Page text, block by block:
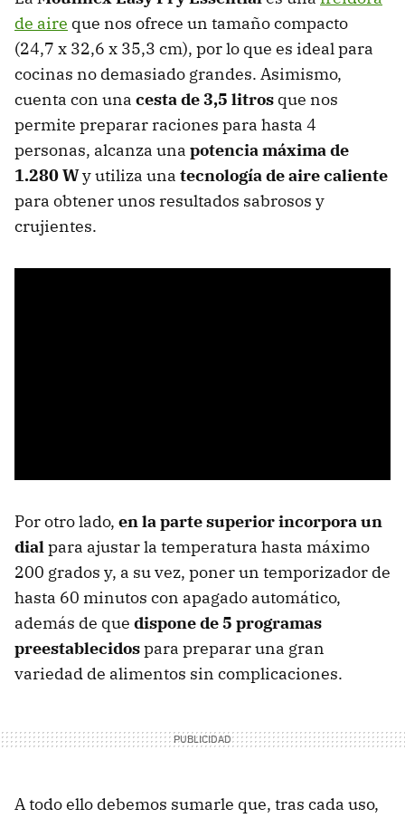
de aire que nos ofrece un tamaño compacto
(24,7 x 32,6 x 35,3 cm), por lo que es ideal para
cocinas no demasiado grandes. Asimismo,
cuenta con una cesta de 3,5 litros que nos
permite preparar raciones para hasta 4
personas, alcanza una potencia máxima de
1.280 Wy utiliza una tecnología de aire caliente
para obtener unos resultados sabrosos y
crujientes.
Por otro lado, en la parte superior incorpora un
dialpara ajustar la temperatura hasta máximo
200 grados y, a su vez, poner un temporizador de
hasta 60 minutos con apagado automático,
además de que dispone de 5 programas
preestablecidospara preparar una gran
variedad de alimentos sin complicaciones.
A todo ello debemos sumarle que, tras cada uso,